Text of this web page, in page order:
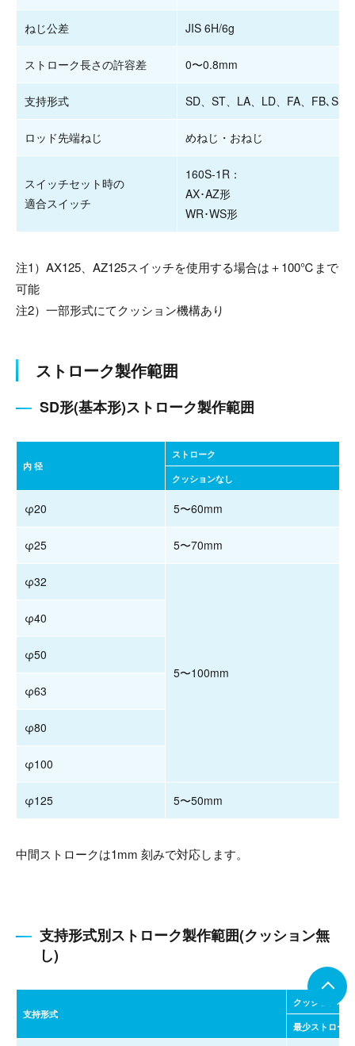
ねじ公差 JIS 6H/6g
ストローク長さの許容差 0〜0.8mm
支持形式 SD、ST、LA、LD、FA、FB､SH､
ロッド先端ねじ めねじ・おねじ
スイッチセット時の
適合スイッチ
160S-1R：
AX･AZ形
WR･WS形
注1）AX125、AZ125スイッチを使用する場合は＋100℃まで
可能
注2）一部形式にてクッション機構あり
ストローク製作範囲
SD形(基本形)ストローク製作範囲
内 径
ストローク
クッションなし
φ20 5〜60mm
φ25 5〜70mm
φ32
5〜100mm
φ40
φ50
φ63
φ80
φ100
φ125 5〜50mm
中間ストロークは1mm 刻みで対応します。
支持形式別ストローク製作範囲(クッション無
し)
支持形式
クッションなし
最少ストローク